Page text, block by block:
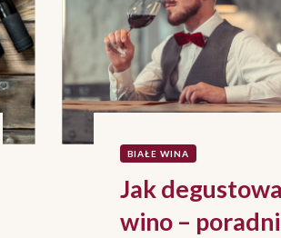
BIAŁE WINA
Jak
wino –